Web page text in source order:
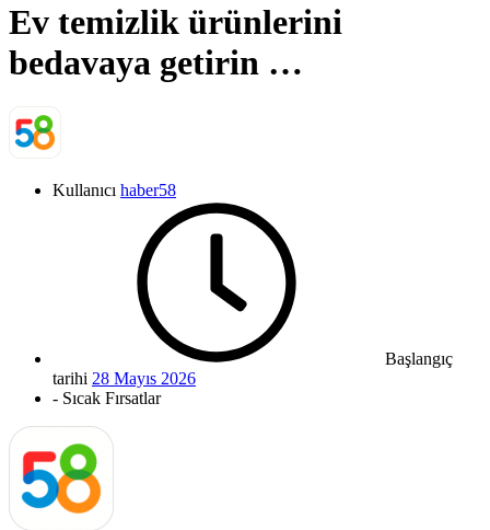
Ev temizlik ürünlerini
bedavaya getirin …
Kullanıcı haber58
Başlangıç
tarihi 28 Mayıs 2026
- Sıcak Fırsatlar